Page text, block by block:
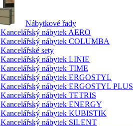
Nábytkové řady
Kancelářský nábytek AERO
Kancelářský nábytek COLUMBA
Kancelářské sety
Kancelářský nábytek LINIE
Kancelářský nábytek TIME
Kancelářský nábytek ERGOSTYL
Kancelářský nábytek ERGOSTYL PLUS
Kancelářský nábytek TETRIS
Kancelářský nábytek ENERGY
Kancelářský nábytek KUBISTIK
Kancelářský nábytek SILENT